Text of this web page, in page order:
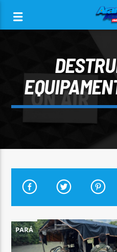
CURRENT TRACK
ARARA AZUL FM 96,9
PARÁ